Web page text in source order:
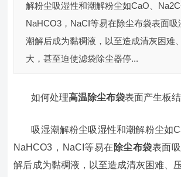
解粉尘吸湿性和潮解粉尘如CaO、
NaHCO3，NaCI等易在除尘布袋表面吸
潮解后成为黏稠液，以至造成清灰困难
大，甚至迫使滤袋除尘器停...
如何处理高温除尘布袋表面产生板
吸湿潮解粉尘吸湿性和潮解粉尘如
NaHCO3，NaCI等易在 除尘布袋表面
解后成为黏稠液，以至造成清灰困难、